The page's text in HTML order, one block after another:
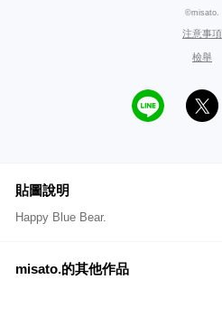
©misato.
注意事項
檢舉
貼圖說明
Happy Blue Bear.
misato.的其他作品